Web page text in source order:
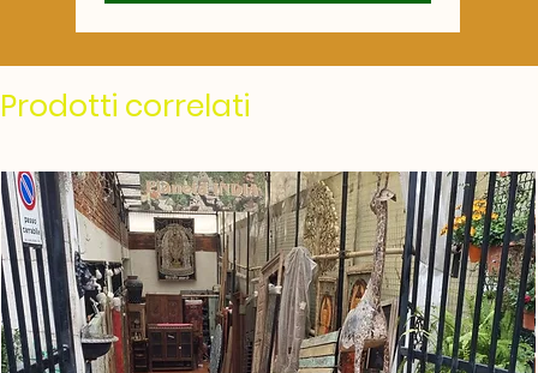
Prodotti correlati